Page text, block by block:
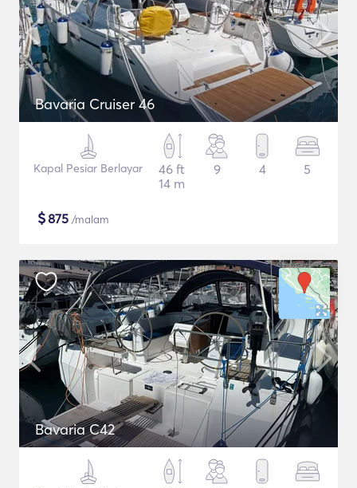
Bavaria Cruiser 46
Kapal Pesiar Berlayar
46 ft
14 m
9 4 5
$875 /malam
Bavaria C42